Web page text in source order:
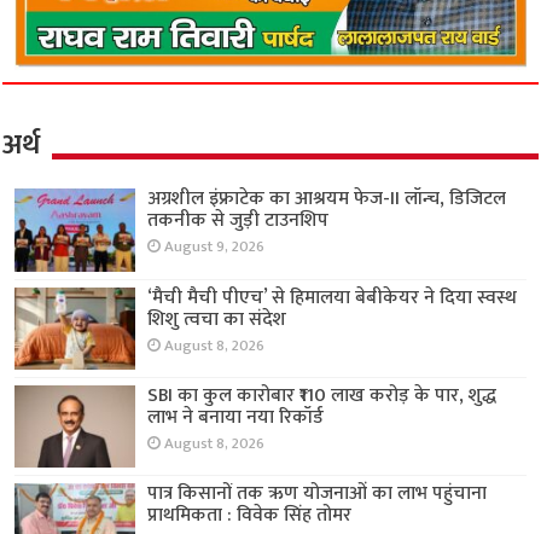
अर्थ
अग्रशील इंफ्राटेक का आश्रयम फेज-II लॉन्च, डिजिटल
तकनीक से जुड़ी टाउनशिप
August 9, 2026
‘मैची मैची पीएच’ से हिमालया बेबीकेयर ने दिया स्वस्थ
शिशु त्वचा का संदेश
August 8, 2026
SBI का कुल कारोबार ₹110 लाख करोड़ के पार, शुद्ध
लाभ ने बनाया नया रिकॉर्ड
August 8, 2026
पात्र किसानों तक ऋण योजनाओं का लाभ पहुंचाना
प्राथमिकता : विवेक सिंह तोमर